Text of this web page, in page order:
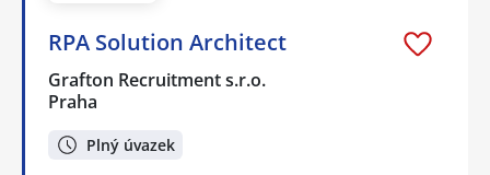
RPA Solution Architect
Grafton Recruitment s.r.o.
Praha
Plný úvazek